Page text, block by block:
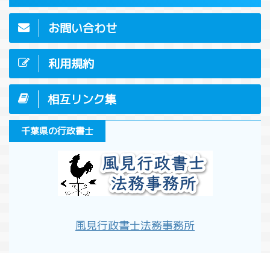
お問い合わせ
利用規約
相互リンク集
千葉県の行政書士
風見行政書士法務事務所